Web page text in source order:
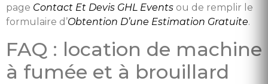
page Contact Et Devis GHL Events ou de remplir le
formulaire d’Obtention D’une Estimation Gratuite.
FAQ : location de machine
à fumée et à brouillard